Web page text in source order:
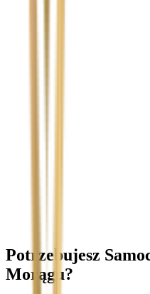
Potrzebujesz
Morągu?